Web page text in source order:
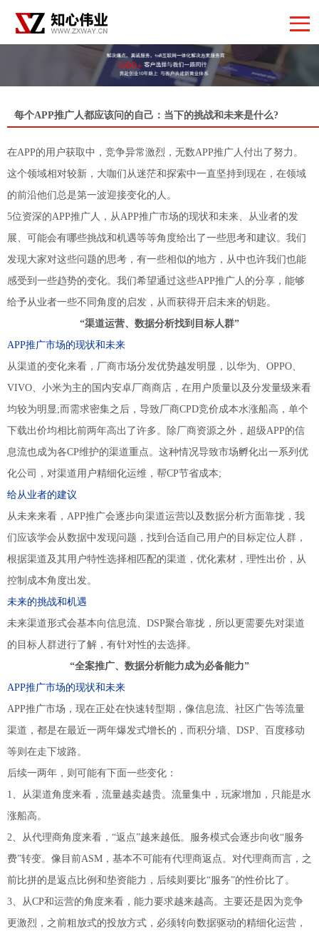
每个APP推广人都应该问的自己：当下的挑战和未来是什么?
在APP的用户获取中，竞争异常激烈，无数APP推广人付出了努力。
这个领域相对较新，大咖们从迷茫和探索中一直坚持到现在，在领域
的前沿他们总是第一波迎接变化的人。
5位资深的APP推广人，从APP推广市场的现状和未来、从业者的发
展、可能会有哪些挑战和机遇等等角度给出了一些思考和建议。我们
发现大家对这些问题的思考，有一些相似的地方，从中也许我们也能
感受到一些趋势的变化。我们希望通过这些APP推广人的分享，能够
给予从业者一些不同角度的启发，从而获得开启未来的钥匙。
“渠道运营、数据分析找到目标人群”
APP推广市场的现状和未来
从渠道的变化来看，厂商市场分发优势越发明显，以华为、OPPO、
VIVO、小米为主的国内安卓厂商商店，在用户质量以及分发量级来看
均较为明显;而需求密集之后，导致厂商CPD竞价成本水涨船高，单个
下载出价均相比前两年高出了许多。除厂商资源之外，超级APP的信
息流也成为各CP维护的渠道重点。这种情况导致市场孵化出一系列优
化公司，对渠道用户精细化运维，帮CP节省成本;
给从业者的建议
从未来来看，APP推广会逐步向渠道运营以及数据分析方面靠拢，我
们应该学会从数据中发现问题，找到合适自己用户的目标定位人群，
根据渠道及其用户特性选择相匹配的渠道，优化素材，理性出价，从
控制成本角度出发。
未来的挑战和机遇
未来渠道形式会基本向信息流、DSP聚合靠拢，所以更需要先对渠道
的目标人群进行了解，有针对性的去选择。
“全案推广、数据分析能力成为必备能力”
APP推广市场的现状和未来
APP推广市场，现在正处在快速转型期，像信息流、社区广告等流量
渠道，都是在最近一两年爆发式增长的，而积分墙、DSP、百度移动
等则在走下坡路。
后续一两年，则可能有下面一些变化：
1、从渠道角度来看，流量越卖越贵。流量集中，玩家增加，只能是水
涨船高。
2、从代理商角度来看，“返点”越来越低。服务模式会逐步向收“服务
费”转变。像目前ASM，基本不可能有代理商返点。对代理商而言，之
前比拼的是返点比例和垫资能力，后续则要比“服务”的性价比了。
3、从CP和运营的角度来看，能力要求越来越高。主要还是因为竞争
更激烈，之前粗放式的投放方式，必须转向数据驱动的精细化运营，